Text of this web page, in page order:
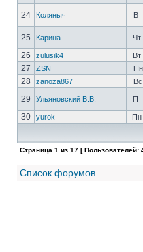
24
Коляныч
25
Карина Чт
26
zulusik4 Вт
27
ZSN
28
zanoza867
29
Ульяновский В.В. Пт
30
yurok Пн
Страница 1 из 17 [ Пользователей:
Список форумов